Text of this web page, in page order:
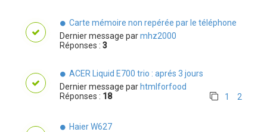
Carte mémoire non repérée par le téléphone
Dernier message parmhz2000
Réponses : 3
ACER Liquid E700 trio : aprés 3 jours
Dernier message parhtmlforfood
Réponses : 18 1 2
Haier W627